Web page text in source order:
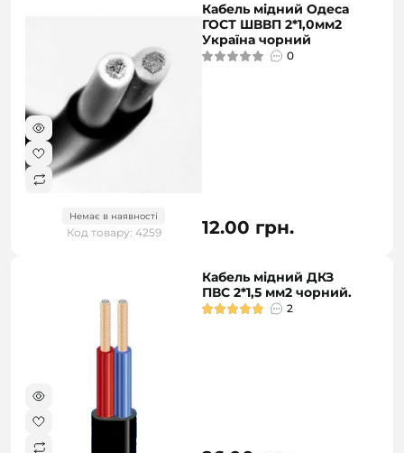
Немає в наявності
Код товару: 4259
Кабель мідний Одеса
ГОСТ ШВВП 2*1,0мм2
Україна чорний
0
12.00 грн.
Кабель мідний ДКЗ
ПВС 2*1,5 мм2 чорний.
2